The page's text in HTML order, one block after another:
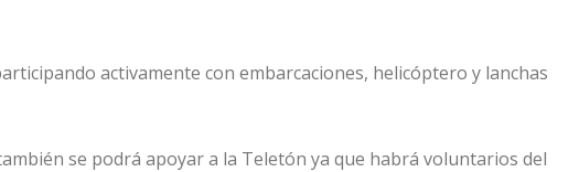
activamente con embarcaciones, helicóptero y lanchas
se podrá apoyar a la Teletón ya que habrá voluntarios del